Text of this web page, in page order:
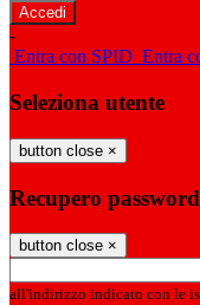
-
Entra con SPID Entra
Seleziona utente
button close ×
Recupero password
button close ×
all'indirizzo indicato con le